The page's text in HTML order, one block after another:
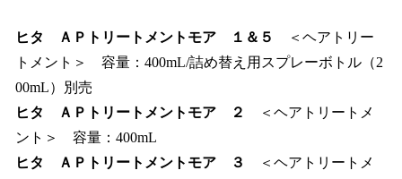
ヒタ ＡＰトリートメントモア １＆５
＜ヘアトリー
トメント＞ 容量：400mL/詰め替え用スプレーボトル（2
00mL）別売
ヒタ ＡＰトリートメントモア ２
＜ヘアトリートメ
ント＞ 容量：400mL
ヒタ ＡＰトリートメントモア ３
＜ヘアトリートメ